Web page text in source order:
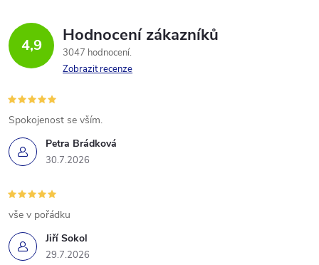
4,9 Hodnocení zákazníků
3047 hodnocení
Zobrazit recenze
Petra Brádková
30.7.2026
Spokojenost se vším.
Jiří Sokol
29.7.2026
vše v pořádku